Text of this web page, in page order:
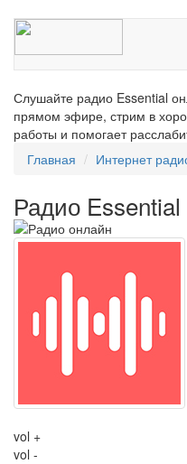
Слушайте радио Essential
прямом эфире, стрим в
работы и помогает
Главная
Интернет
Радио Essential
vol +
vol -